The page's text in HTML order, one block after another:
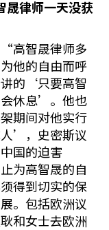
律师一天没获
高智晟律师多
他的自由而呼
的‘只要高智
休息’。他也
期间对他实行
’，史密斯议
国的迫害
为高智晟的自
得到切实的保
。包括欧洲议
和女士去欧洲